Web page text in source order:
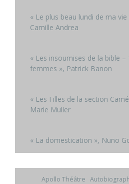
« Le plus beau lundi de ma
Camille Andrea
« Les insoumises de la bible –
femmes », Patrick Banon
« Les Filles de la section
Marie Muller
« La domestication », Nuno
Apollo Théâtre